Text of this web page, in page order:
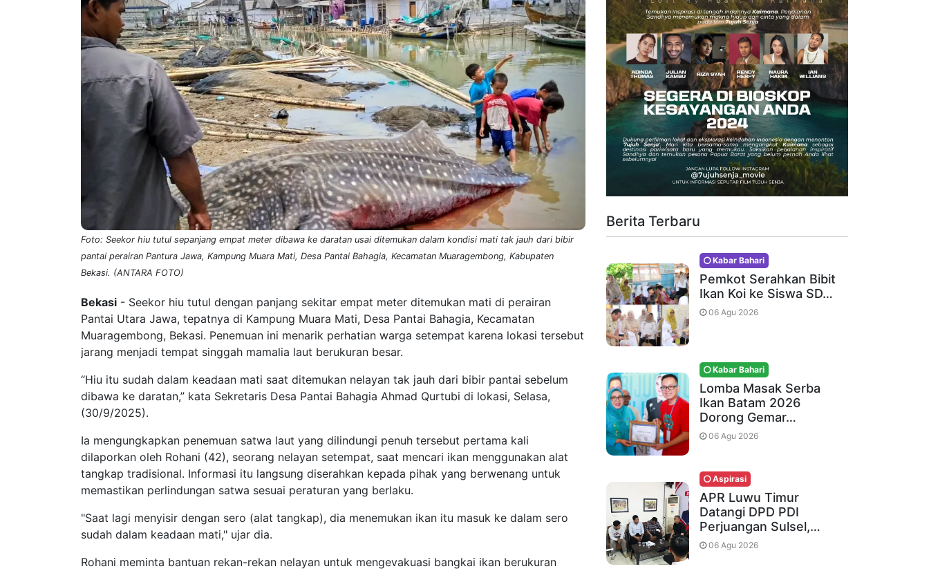
Foto: Seekor hiu tutul sepanjang empat meter dibawa ke daratan usai ditemukan dalam kondisi mati tak jauh dari bibir
pantai perairan Pantura Jawa, Kampung Muara Mati, Desa Pantai Bahagia, Kecamatan Muaragembong, Kabupaten
Bekasi. (ANTARA FOTO)
Bekasi - Seekor hiu tutul dengan panjang sekitar empat meter ditemukan mati di perairan
Pantai Utara Jawa, tepatnya di Kampung Muara Mati, Desa Pantai Bahagia, Kecamatan
Muaragembong, Bekasi. Penemuan ini menarik perhatian warga setempat karena lokasi tersebut
jarang menjadi tempat singgah mamalia laut berukuran besar.
“Hiu itu sudah dalam keadaan mati saat ditemukan nelayan tak jauh dari bibir pantai sebelum
dibawa ke daratan,” kata Sekretaris Desa Pantai Bahagia Ahmad Qurtubi di lokasi, Selasa,
(30/9/2025).
Ia mengungkapkan penemuan satwa laut yang dilindungi penuh tersebut pertama kali
dilaporkan oleh Rohani (42), seorang nelayan setempat, saat mencari ikan menggunakan alat
tangkap tradisional. Informasi itu langsung diserahkan kepada pihak yang berwenang untuk
memastikan perlindungan satwa sesuai peraturan yang berlaku.
"Saat lagi menyisir dengan sero (alat tangkap), dia menemukan ikan itu masuk ke dalam sero
sudah dalam keadaan mati," ujar dia.
Rohani meminta bantuan rekan-rekan nelayan untuk mengevakuasi bangkai ikan berukuran
Berita Terbaru
Kabar Bahari
Pemkot Serahkan Bibit
Ikan Koi ke Siswa SD…
06 Agu 2026
Kabar Bahari
Lomba Masak Serba
Ikan Batam 2026
Dorong Gemar…
06 Agu 2026
Aspirasi
APR Luwu Timur
Datangi DPD PDI
Perjuangan Sulsel,…
06 Agu 2026